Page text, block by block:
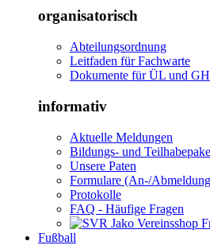
organisatorisch
Abteilungsordnung
Leitfaden für Fachwarte
Dokumente für ÜL und GH
informativ
Aktuelle Meldungen
Bildungs- und
Unsere Paten
Formulare (An-/
Protokolle
FAQ - Häufige Fragen
Fußball